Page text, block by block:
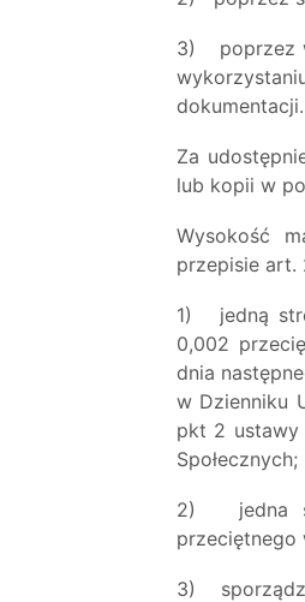
3) poprzez
dokumentacji.
Za
lub kopii w
Wysokość
przepisie art.
1) jedną
0,002
dnia
w Dzienniku
pkt 2 ustawy
Społecznych;
2) jedna
przeciętnego
3)